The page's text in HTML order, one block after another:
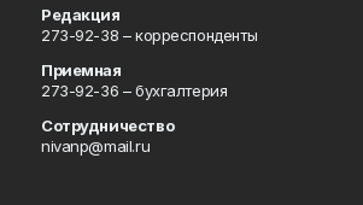
Редакция
273-92-38 – корреспонденты
Приемная
273-92-36 – бухгалтерия
Сотрудничество
nivanp@mail.ru